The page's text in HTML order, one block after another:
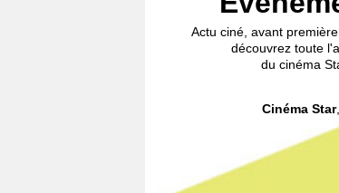
Actu ciné, avant
découvrez toute
du cinéma
Cinéma Star